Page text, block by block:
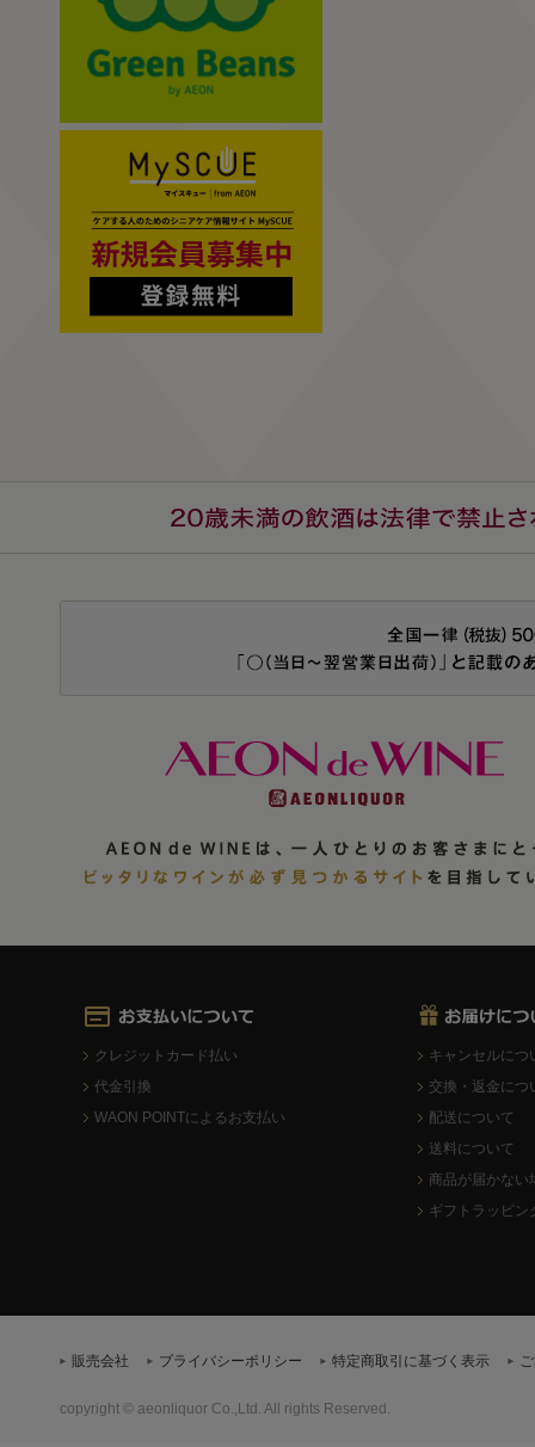
クレジットカード払い
代金引換
WAON POINTによるお支払い
キャンセルにつ
交換・返金につ
配送について
送料について
商品が届かない
ギフトラッピン
販売会社 プライバシーポリシー 特定商取引に基づく表示
copyright © aeonliquor Co.,Ltd. All rights Reserved.